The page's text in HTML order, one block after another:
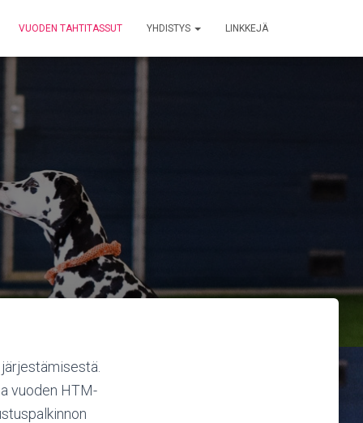
VUODEN TAHTITASSUT YHDISTYS LINKKEJÄ
vuoden HTM-